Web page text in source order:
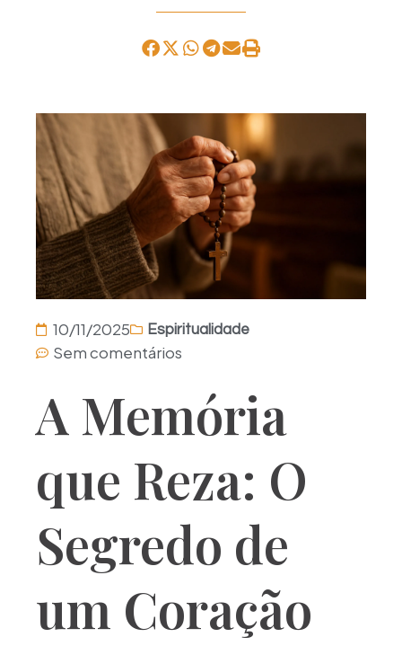
10/11/2025 Espiritualidade
Sem comentários
A Memória
que Reza: O
Segredo de
um Coração